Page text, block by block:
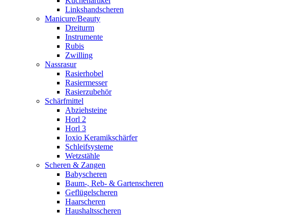
Linkshandscheren
Manicure/Beauty
Dreiturm
Instrumente
Rubis
Zwilling
Nassrasur
Rasierhobel
Rasiermesser
Rasierzubehör
Schärfmittel
Abziehsteine
Horl 2
Horl 3
Ioxio Keramikschärfer
Schleifsysteme
Wetzstähle
Scheren & Zangen
Babyscheren
Baum-, Reb- & Gartenscheren
Geflügelscheren
Haarscheren
Haushaltsscheren